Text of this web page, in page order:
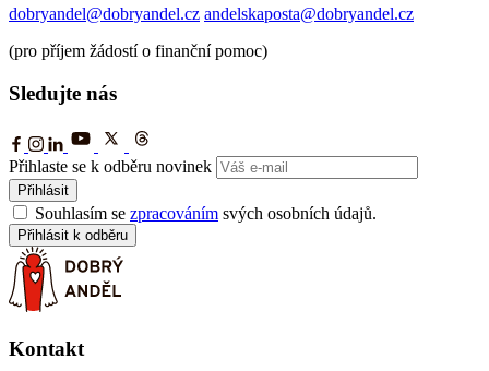
dobryandel@dobryandel.cz andelskaposta@dobryandel.cz
(pro příjem žádostí o finanční pomoc)
Sledujte nás
Přihlaste se k odběru novinek
Přihlásit
Souhlasím se zpracováním svých osobních údajů.
Přihlásit k odběru
Kontakt